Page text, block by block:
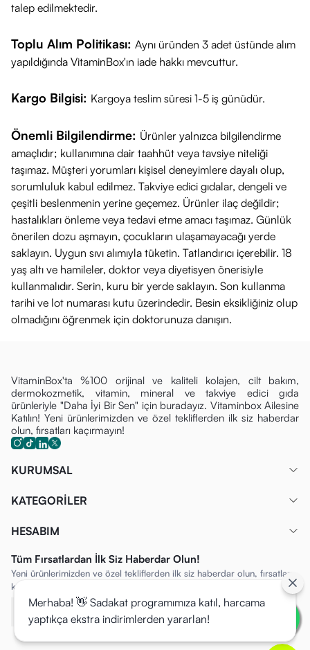
talep edilmektedir.
Toplu Alım Politikası: Aynı üründen 3 adet üstünde alım
yapıldığında VitaminBox'ın iade hakkı mevcuttur.
Kargo Bilgisi: Kargoya teslim süresi 1-5 iş günüdür.
Önemli Bilgilendirme: Ürünler yalnızca bilgilendirme
amaçlıdır; kullanımına dair taahhüt veya tavsiye niteliği
taşımaz. Müşteri yorumları kişisel deneyimlere dayalı olup,
sorumluluk kabul edilmez. Takviye edici gıdalar, dengeli ve
çeşitli beslenmenin yerine geçemez. Ürünler ilaç değildir;
hastalıkları önleme veya tedavi etme amacı taşımaz. Günlük
önerilen dozu aşmayın, çocukların ulaşamayacağı yerde
saklayın. Uygun sıvı alımıyla tüketin. Tatlandırıcı içerebilir. 18
yaş altı ve hamileler, doktor veya diyetisyen önerisiyle
kullanmalıdır. Serin, kuru bir yerde saklayın. Son kullanma
tarihi ve lot numarası kutu üzerindedir. Besin eksikliğiniz olup
olmadığını öğrenmek için doktorunuza danışın.
VitaminBox'ta %100 orijinal ve kaliteli kolajen, cilt bakım,
dermokozmetik, vitamin, mineral ve takviye edici gıda
ürünleriyle "Daha İyi Bir Sen" için buradayız. Vitaminbox Ailesine
Katılın! Yeni ürünlerimizden ve özel tekliflerden ilk siz haberdar
olun, fırsatları kaçırmayın!
KURUMSAL
KATEGORİLER
HESABIM
Tüm Fırsatlardan İlk Siz Haberdar Olun!
Yeni ürünlerimizden ve özel tekliflerden ilk siz haberdar olun, fırsatları
kaçırmayın!
Merhaba! 👋 Sadakat programımıza katıl, harcama
yaptıkça ekstra indirimlerden yararlan!